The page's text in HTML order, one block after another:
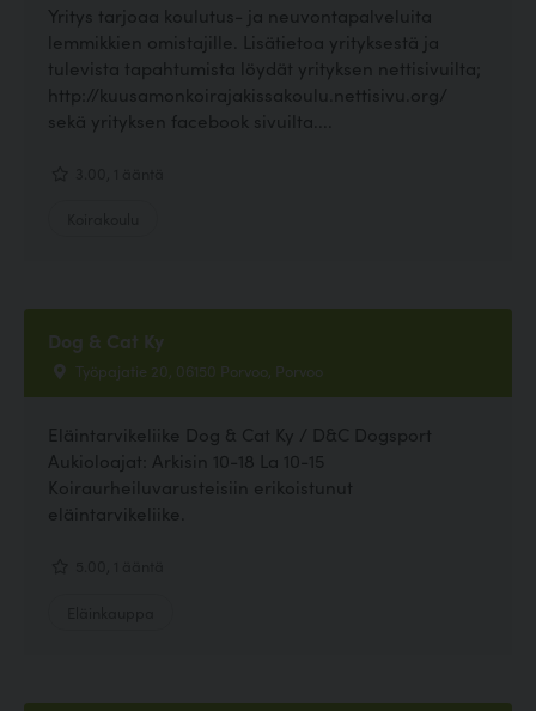
Yritys tarjoaa koulutus- ja neuvontapalveluita
lemmikkien omistajille. Lisätietoa yrityksestä ja
tulevista tapahtumista löydät yrityksen nettisivuilta;
http://kuusamonkoirajakissakoulu.nettisivu.org/
sekä yrityksen facebook sivuilta....
Dog & Cat Ky
Työpajatie 20, 06150 Porvoo, Porvoo
Eläintarvikeliike Dog & Cat Ky / D&C Dogsport
Aukioloajat: Arkisin 10-18 La 10-15
Koiraurheiluvarusteisiin erikoistunut
eläintarvikeliike.